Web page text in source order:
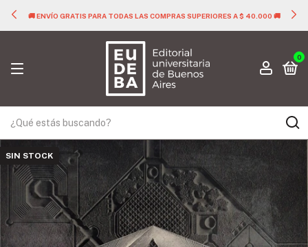
🚚 ENVÍO GRATIS PARA TODAS LAS COMPRAS SUPERIORES A $ 40.000 🚚
0
SIN STOCK